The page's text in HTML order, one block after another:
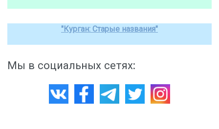
"Курган: Старые названия"
Мы в социальных сетях: